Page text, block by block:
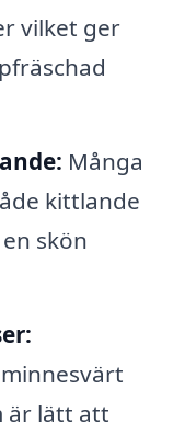
vilket ger
Många
kittlande
skön
är lätt att